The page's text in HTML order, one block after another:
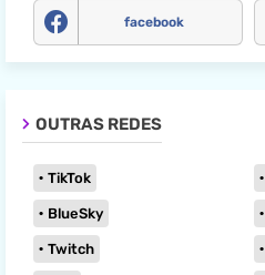
facebook
OUTRAS REDES
TikTok
BlueSky
Twitch